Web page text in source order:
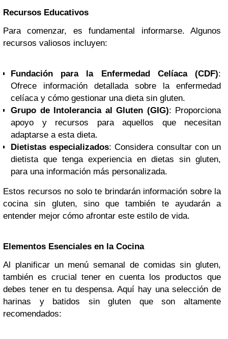
Recursos Educativos
Para comenzar, es fundamental informarse. Algunos
recursos valiosos incluyen:
Fundación para la Enfermedad Celíaca (CDF):
Ofrece información detallada sobre la enfermedad
celíaca y cómo gestionar una dieta sin gluten.
Grupo de Intolerancia al Gluten (GIG): Proporciona
apoyo y recursos para aquellos que necesitan
adaptarse a esta dieta.
Dietistas especializados: Considera consultar con un
dietista que tenga experiencia en dietas sin gluten,
para una información más personalizada.
Estos recursos no solo te brindarán información sobre la
cocina sin gluten, sino que también te ayudarán a
entender mejor cómo afrontar este estilo de vida.
Elementos Esenciales en la Cocina
Al planificar un menú semanal de comidas sin gluten,
también es crucial tener en cuenta los productos que
debes tener en tu despensa. Aquí hay una selección de
harinas y batidos sin gluten que son altamente
recomendados: